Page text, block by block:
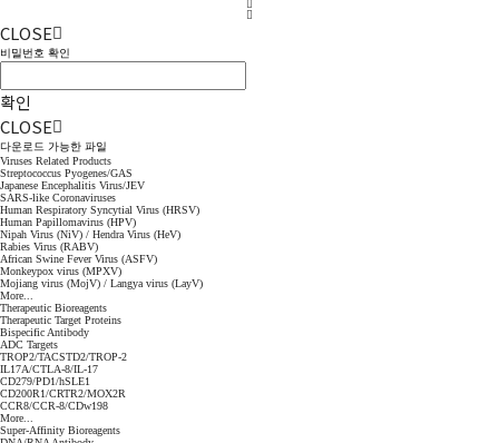
CLOSE
비밀번호 확인
확인
CLOSE
다운로드 가능한 파일
Viruses Related Products
Streptococcus Pyogenes/GAS
Japanese Encephalitis Virus/JEV
SARS-like Coronaviruses
Human Respiratory Syncytial Virus (HRSV)
Human Papillomavirus (HPV)
Nipah Virus (NiV) / Hendra Virus (HeV)
Rabies Virus (RABV)
African Swine Fever Virus (ASFV)
Monkeypox virus (MPXV)
Mojiang virus (MojV) / Langya virus (LayV)
More...
Therapeutic Bioreagents
Therapeutic Target Proteins
Bispecific Antibody
ADC Targets
TROP2/TACSTD2/TROP-2
IL17A/CTLA-8/IL-17
CD279/PD1/hSLE1
CD200R1/CRTR2/MOX2R
CCR8/CCR-8/CDw198
More...
Super-Affinity Bioreagents